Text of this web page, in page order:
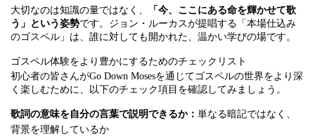
大切なのは知識の量ではなく、
「今、ここにある命を輝かせて歌
う」という姿勢です。ジョン・ルーカスが提唱する「本場仕込み
のゴスペル」は、誰に対しても開かれた、温かい学びの場です。
ゴスペル体験をより豊かにするためのチェックリスト
初心者の皆さんがGo Down Mosesを通じてゴスペルの世界をより深
く楽しむために、以下のチェック項目を確認してみましょう。
歌詞の意味を自分の言葉で説明できるか： 単なる暗記ではなく、
背景を理解しているか